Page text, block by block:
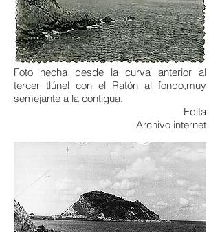
Foto hecha desde la curva anterior al
tercer tlúnel con el Ratón al fondo,muy
semejante a la contigua.
Edita
Archivo internet